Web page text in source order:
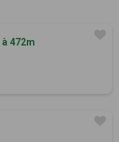
à 472m